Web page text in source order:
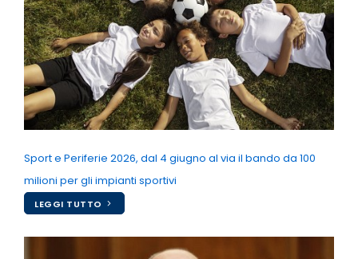
Sport e Periferie 2026, dal 4 giugno al via il bando da 100
milioni per gli impianti sportivi
LEGGI TUTTO